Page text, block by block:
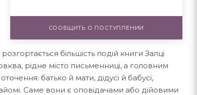
СООБЩИТЬ О ПОСТУПЛЕНИИ
більшість подій книги Залці
рідне місто письменниці, а головним
батько й мати, дідусі й бабусі,
Саме вони є оповідачами або дійовими